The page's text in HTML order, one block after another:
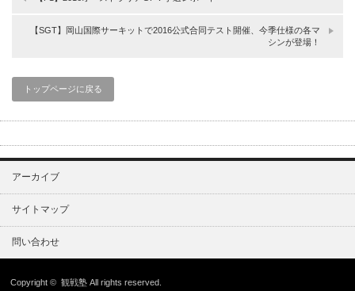
【SGT】岡山国際サーキットで2016公式合同テスト開催、今季仕様の各マ
シンが登場！
トップページに戻る
アーカイブ
サイトマップ
問い合わせ
Copyright ©観戦塾 All rights reserved.